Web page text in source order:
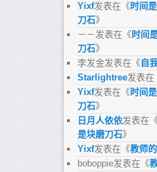
Yixf发表在《 时间
刀石》
－－发表在《 时间
刀石》
李发金发表在《 自
Starlightree发表在
Yixf发表在《 时间
刀石》
日月人依依发表在《
是块磨刀石》
Yixf发表在《教师
boboppie发表在《